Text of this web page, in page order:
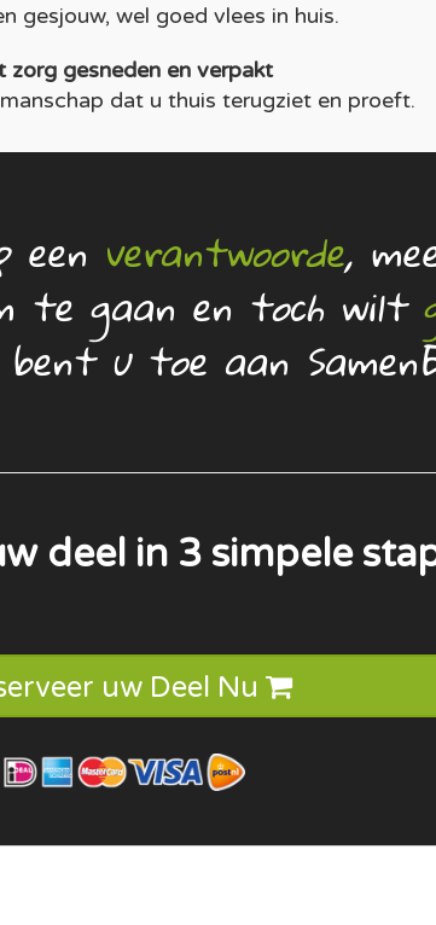
gesjouw, wel goed vlees in huis.
zorg gesneden en verpakt
dat u thuis terugziet en proeft.
een verantwoorde,
te gaan en toch wilt
u toe aan
deel in 3 simpele
uw Deel Nu